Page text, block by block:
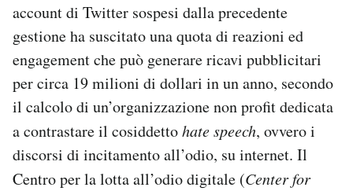
AREA PERSONALE
Area Personale
Newsletter
Hai bisogno di aiuto?
Esci
account di Twitter sospesi dalla precedente
gestione ha suscitato una quota di reazioni ed
engagement che può generare ricavi pubblicitari
per circa 19 milioni di dollari in un anno, secondo
il calcolo di un’organizzazione non profit dedicata
a contrastare il cosiddettohate speech, ovvero i
discorsi di incitamento all’odio, su internet. Il
Centro per la lotta all’odio digitale (Center for